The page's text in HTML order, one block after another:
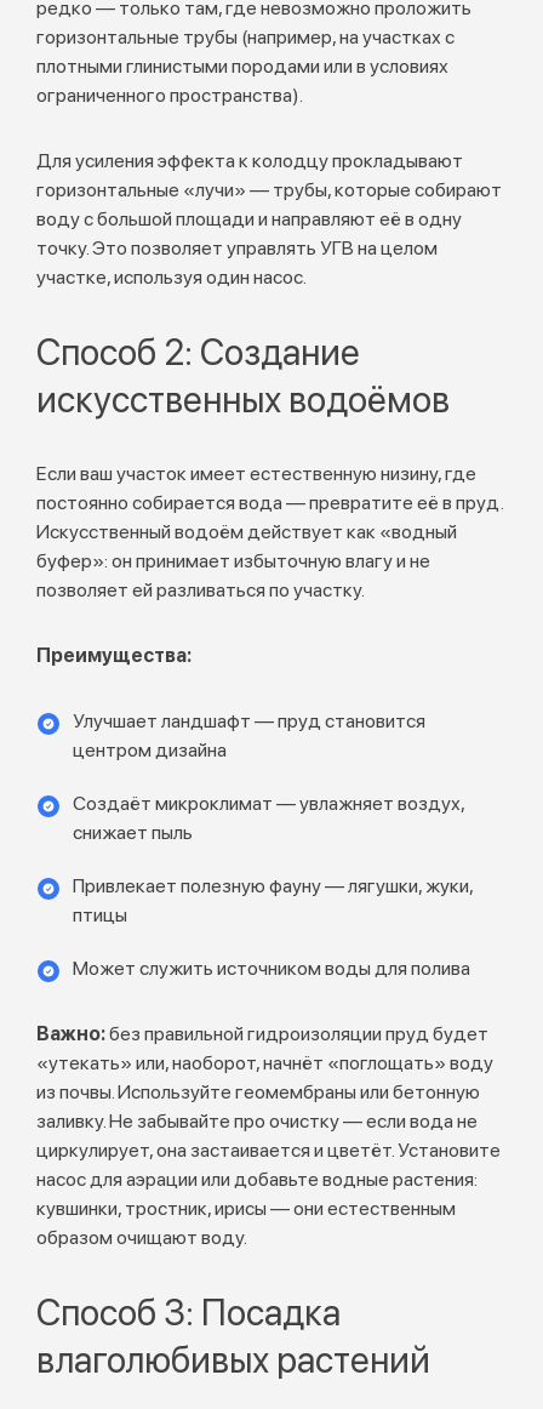
редко — только там, где невозможно проложить
горизонтальные трубы (например, на участках с
плотными глинистыми породами или в условиях
ограниченного пространства).
Для усиления эффекта к колодцу прокладывают
горизонтальные «лучи» — трубы, которые собирают
воду с большой площади и направляют её в одну
точку. Это позволяет управлять УГВ на целом
участке, используя один насос.
Способ 2: Создание
искусственных водоёмов
Если ваш участок имеет естественную низину, где
постоянно собирается вода — превратите её в пруд.
Искусственный водоём действует как «водный
буфер»: он принимает избыточную влагу и не
позволяет ей разливаться по участку.
Преимущества:
Улучшает ландшафт — пруд становится
центром дизайна
Создаёт микроклимат — увлажняет воздух,
снижает пыль
Привлекает полезную фауну — лягушки, жуки,
птицы
Может служить источником воды для полива
Важно:без правильной гидроизоляции пруд будет
«утекать» или, наоборот, начнёт «поглощать» воду
из почвы. Используйте геомембраны или бетонную
заливку. Не забывайте про очистку — если вода не
циркулирует, она застаивается и цветёт. Установите
насос для аэрации или добавьте водные растения:
кувшинки, тростник, ирисы — они естественным
образом очищают воду.
Способ 3: Посадка
влаголюбивых растений